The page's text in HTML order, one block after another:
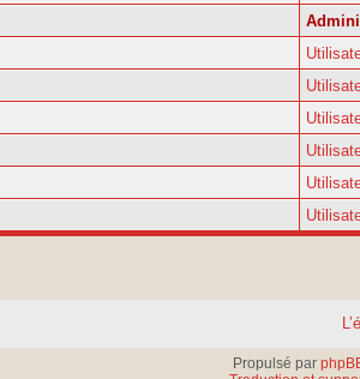
Propulsé par